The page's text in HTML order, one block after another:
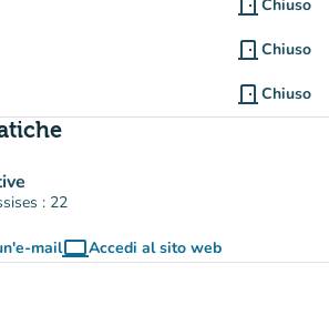
door_front Chiuso
door_front Chiuso
door_front Chiuso
: 22
mailcomputerAccedi al sito web
(nuova scheda)